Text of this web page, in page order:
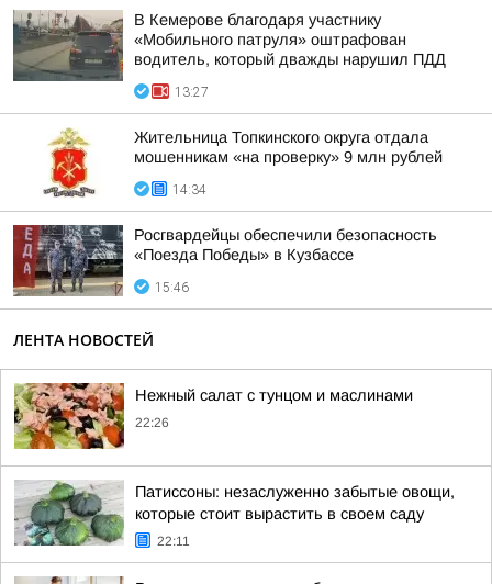
В Кемерове благодаря участнику
«Мобильного патруля» оштрафован
водитель, который дважды нарушил ПДД
13:27
Жительница Топкинского округа отдала
мошенникам «на проверку» 9 млн рублей
14:34
Росгвардейцы обеспечили безопасность
«Поезда Победы» в Кузбассе
15:46
ЛЕНТА НОВОСТЕЙ
Нежный салат с тунцом и маслинами
22:26
Патиссоны: незаслуженно забытые овощи,
которые стоит вырастить в своем саду
22:11